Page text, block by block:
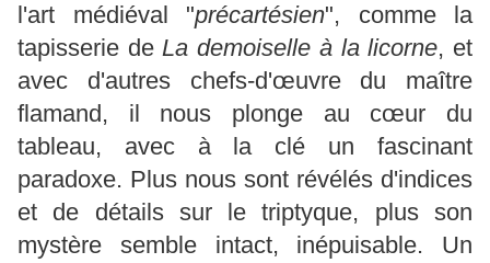
l'art médiéval "précartésien", comme la
tapisserie deLa demoiselle à la licorne, et
avec d'autres chefs-d'œuvre du maître
flamand, il nous plonge au cœur du
tableau, avec à la clé un fascinant
paradoxe. Plus nous sont révélés d'indices
et de détails sur le triptyque, plus son
mystère semble intact, inépuisable. Un